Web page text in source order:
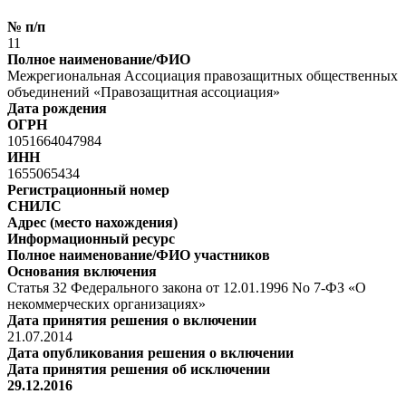
№ п/п
11
Полное наименование/ФИО
Межрегиональная Ассоциация правозащитных общественных
объединений «Правозащитная ассоциация»
Дата рождения
ОГРН
1051664047984
ИНН
1655065434
Регистрационный номер
СНИЛС
Адрес (место нахождения)
Информационный ресурс
Полное наименование/ФИО участников
Основания включения
Статья 32 Федерального закона от 12.01.1996 No 7-ФЗ «О
некоммерческих организациях»
Дата принятия решения о включении
21.07.2014
Дата опубликования решения о включении
Дата принятия решения об исключении
29.12.2016